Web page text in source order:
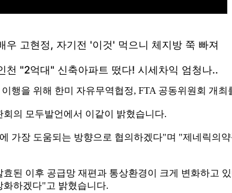
행을 위해 한미 자유무역협정, FTA 공동위원회 개
의 모두발언에서 이같이 밝혔습니다.
가장 도움되는 방향으로 협의하겠다"며 "제네릭의
된 이후 공급망 재편과 통상환경이 크게 변화하고
하겠다"고 밝혔습니다.